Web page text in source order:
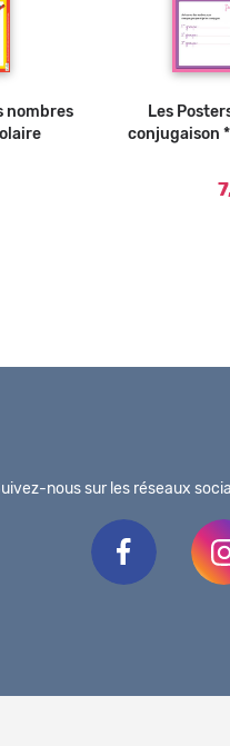
panier
nombres
Les
conjugaison
nous sur les réseaux